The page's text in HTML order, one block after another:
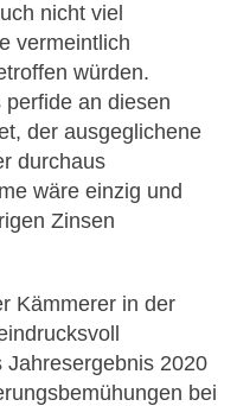
nicht viel
vermeintlich
würden.
an diesen
der ausgeglichene
durchaus
wäre einzig und
Zinsen
Kämmerer in der
Jahresergebnis 2020
bei